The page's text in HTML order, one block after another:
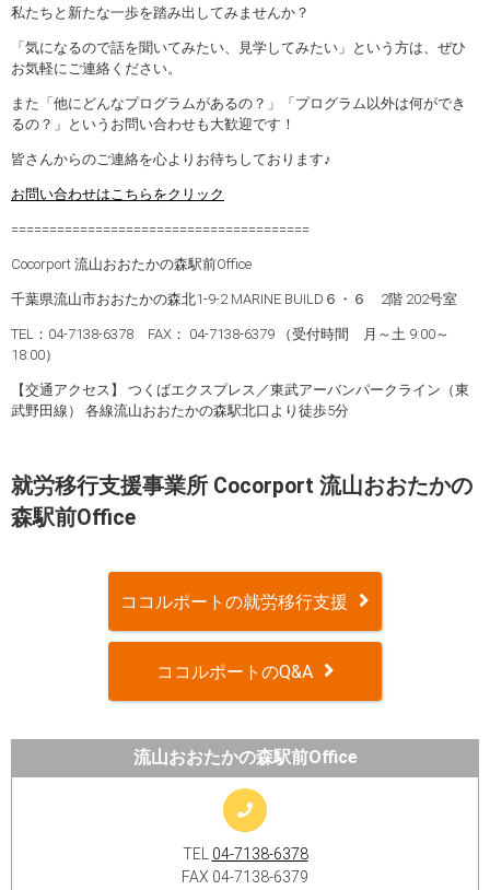
私たちと新たな一歩を踏み出してみませんか？
「気になるので話を聞いてみたい、見学してみたい」という方は、ぜひ
お気軽にご連絡ください。
また「他にどんなプログラムがあるの？」「プログラム以外は何ができ
るの？」というお問い合わせも大歓迎です！
皆さんからのご連絡を心よりお待ちしております♪
お問い合わせはこちらをクリック
=======================================
Cocorport 流山おおたかの森駅前Office
千葉県流山市おおたかの森北1-9-2 MARINE BUILD６・６ 2階 202号室
TEL：04-7138-6378 FAX： 04-7138-6379 （受付時間 月～土 9:00～
18:00）
【交通アクセス】 つくばエクスプレス／東武アーバンパークライン（東
武野田線） 各線流山おおたかの森駅北口より徒歩5分
就労移行支援事業所 Cocorport 流山おおたかの
森駅前Office
ココルポートの就労移行支援
ココルポートのQ&A
流山おおたかの森駅前Office
TEL 04-7138-6378
FAX 04-7138-6379